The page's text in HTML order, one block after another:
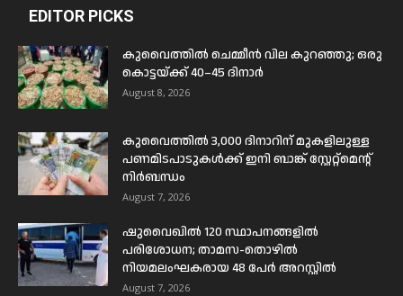
EDITOR PICKS
കുവൈത്തിൽ ചെമ്മീൻ വില കുറഞ്ഞു; ഒരു
കൊട്ടയ്ക്ക് 40–45 ദിനാർ
August 8, 2026
കുവൈത്തിൽ 3,000 ദിനാറിന് മുകളിലുള്ള
പണമിടപാടുകൾക്ക് ഇനി ബാങ്ക് സ്റ്റേറ്റ്മെന്റ്
നിർബന്ധം
August 7, 2026
ഷുവൈഖിൽ 120 സ്ഥാപനങ്ങളിൽ
പരിശോധന; താമസ-തൊഴിൽ
നിയമലംഘകരായ 48 പേർ അറസ്റ്റിൽ
August 7, 2026